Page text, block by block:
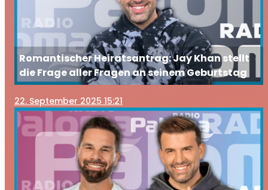
Romantischer Heiratsantrag: Jay Khan stellt
die Frage aller Fragen an seinem Geburtstag
22. September 2025 15:21